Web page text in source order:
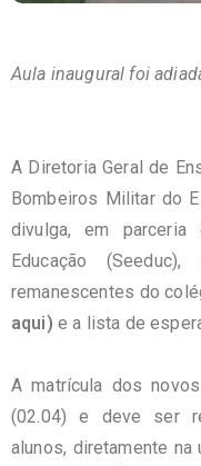
Aula inaugural foi
A Diretoria Geral de
Bombeiros Militar do
divulga, em
Educação
remanescentes do
aqui) e a lista de
A matrícula dos
(02.04) e deve ser
alunos, diretamente na